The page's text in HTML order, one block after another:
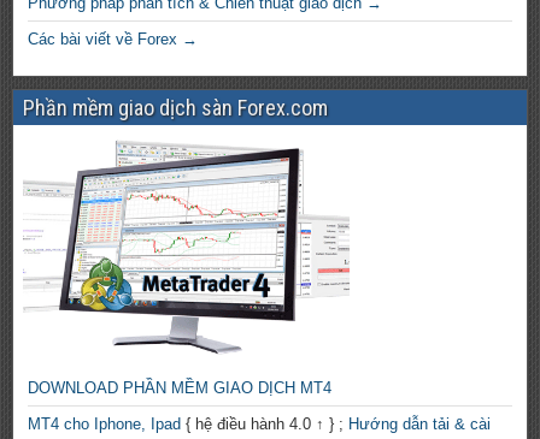
Các bài viết về Forex →
Phần mềm giao dịch sàn Forex.com
DOWNLOAD PHẦN MỀM GIAO DỊCH MT4
MT4 cho Iphone, Ipad { hệ điều hành 4.0 ↑ } ; Hướng dẫn tải & cài